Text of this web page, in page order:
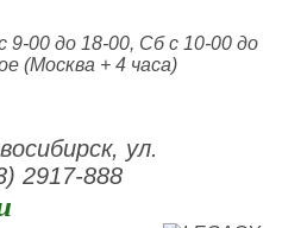
00 до 18-00, Сб с 10-00 до
(Москва + 4 часа)
ул.
2917-888